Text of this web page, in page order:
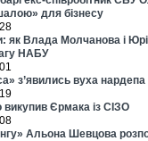
для бізнесу
як Влада Молчанова і
НАБУ
з’явились вуха
викупив Єрмака із СІЗО
Альона Шевцова